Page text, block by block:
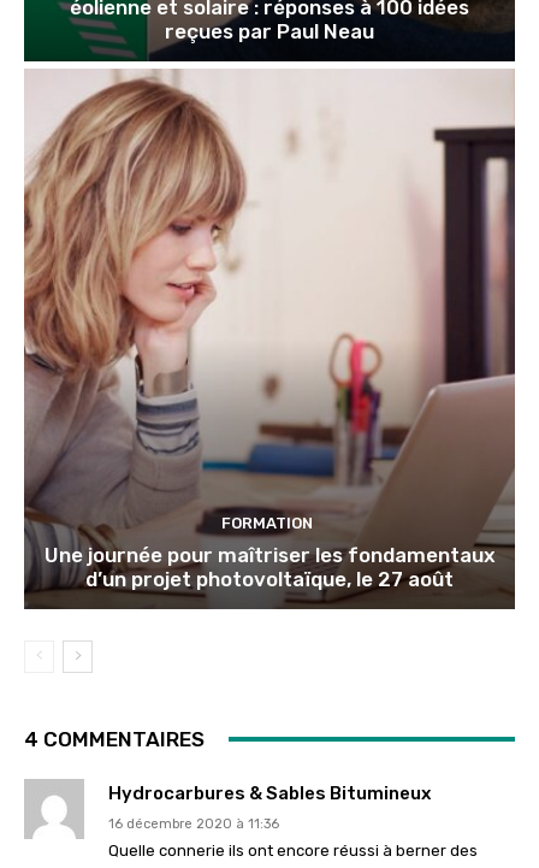
éolienne et solaire : réponses à 100 idées
reçues par Paul Neau
FORMATION
Une journée pour maîtriser les fondamentaux
d’un projet photovoltaïque, le 27 août
4 COMMENTAIRES
Hydrocarbures & Sables Bitumineux
16 décembre 2020 à 11:36
Quelle connerie ils ont encore réussi à berner des